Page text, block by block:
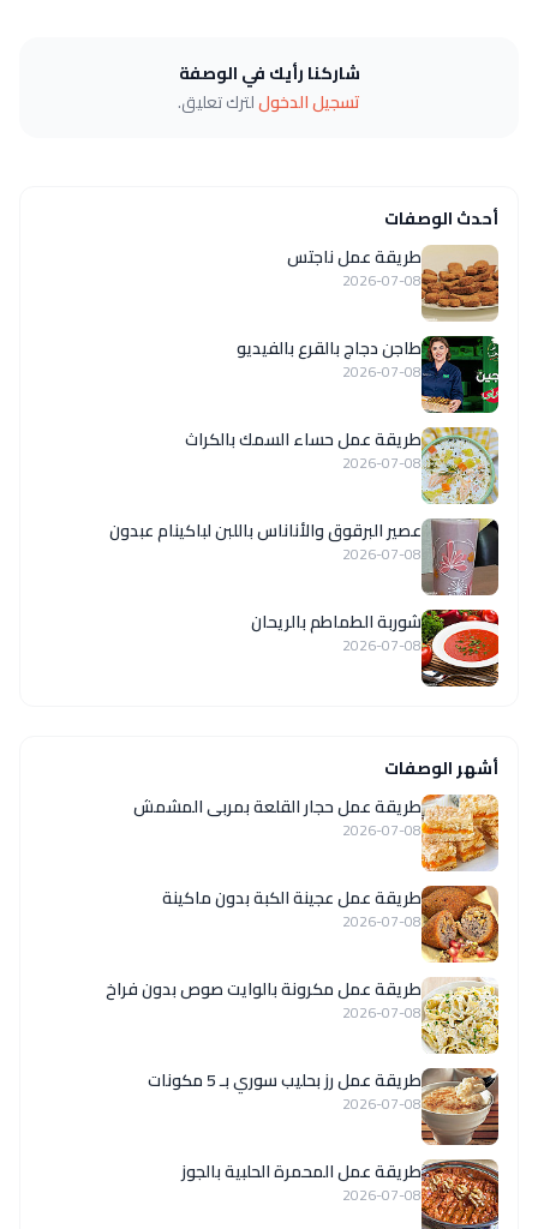
شاركنا رأيك في الوصفة
تسجيل الدخوللترك تعليق.
أحدث الوصفات
طريقة عمل ناجتس
2026-07-08
طاجن دجاج بالقرع بالفيديو
2026-07-08
طريقة عمل حساء السمك بالكراث
2026-07-08
عصير البرقوق والأناناس باللبن لباكينام عبدون
2026-07-08
شوربة الطماطم بالريحان
2026-07-08
أشهر الوصفات
طريقة عمل حجار القلعة بمربى المشمش
2026-07-08
طريقة عمل عجينة الكبة بدون ماكينة
2026-07-08
طريقة عمل مكرونة بالوايت صوص بدون فراخ
2026-07-08
طريقة عمل رز بحليب سوري بـ 5 مكونات
2026-07-08
طريقة عمل المحمرة الحلبية بالجوز
2026-07-08